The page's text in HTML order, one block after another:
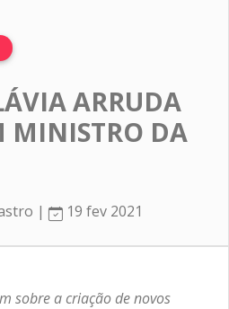
ARRUDA
MINISTRO DA
| 19 fev 2021
sobre a criação de novos